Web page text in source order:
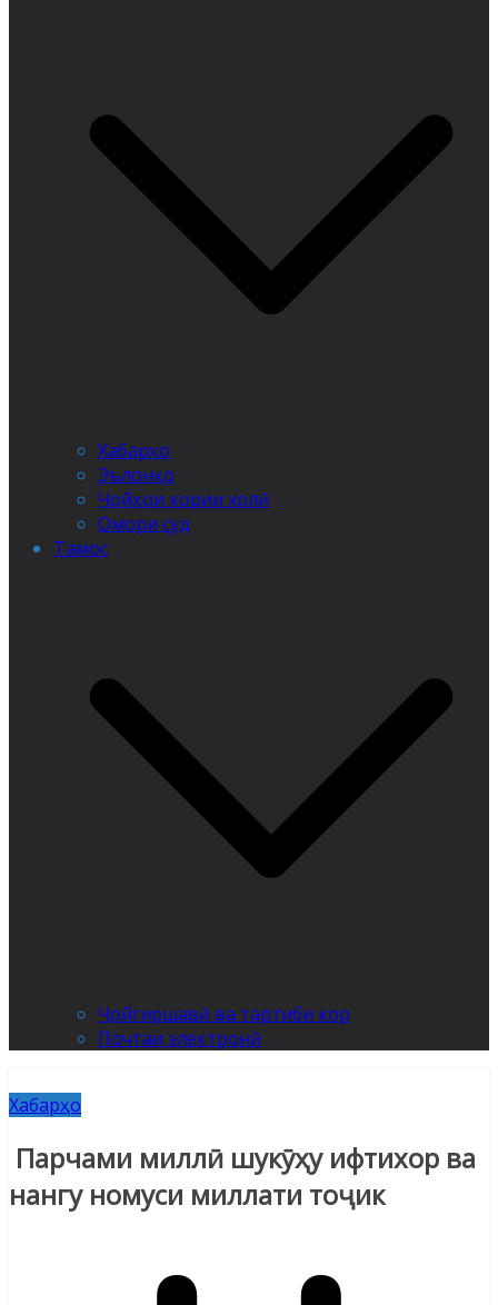
Хабарҳо
Эълонҳо
Ҷойҳои кории холӣ
Омори суд
Тамос
Ҷойгиршавӣ ва тартиби кор
Почтаи электронӣ
Хабарҳо
Парчами миллӣ шукӯҳу ифтихор ва
нангу номуси миллати тоҷик